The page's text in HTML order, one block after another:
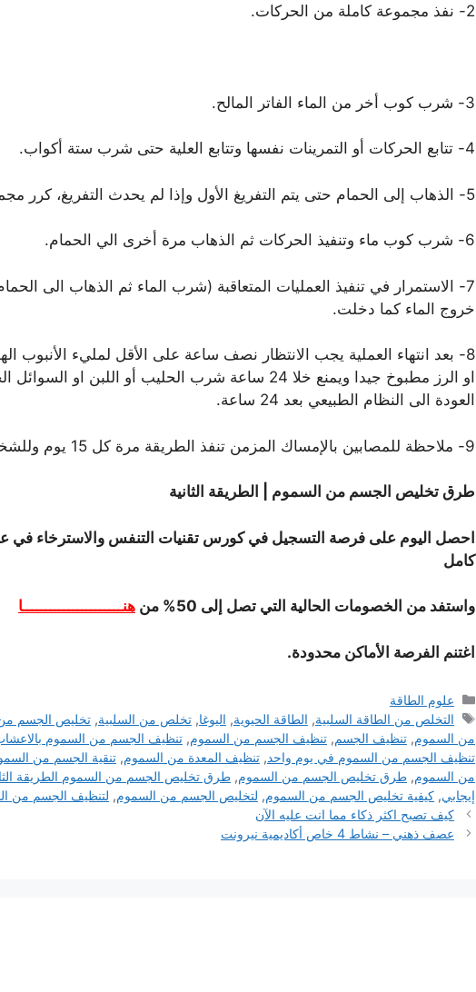
2- نفذ مجموعة كاملة من الحركات.
3- شرب كوب أخر من الماء الفاتر المالح.
4- تتابع الحركات أو التمرينات نفسها وتتابع العلية حتى شرب ستة أكواب.
5- الذهاب إلى الحمام حتى يتم التفريغ الأول وإذا لم يحدث التفريغ، كرر مجموعة التمارين دون تناول الماء.
6- شرب كوب ماء وتنفيذ الحركات ثم الذهاب مرة أخرى الي الحمام.
7- الاستمرار في تنفيذ العمليات المتعاقبة (شرب الماء ثم الذهاب الى
خروج الماء كما دخلت.
8- بعد انتهاء العملية يجب الانتظار نصف ساعة على الأقل لمليء الأنبوب
او الرز مطبوخ جيدا ويمنع خلا 24 ساعة شرب الحليب أو
العودة الى النظام الطبيعي بعد 24 ساعة.
9- ملاحظة للمصابين بالإمساك المزمن تنفذ الطريقة مرة كل 15 يوم وللشخص العادي مرة كل فصل
طرق تخليص الجسم من السموم | الطريقة الثانية
احصل اليوم على فرصة التسجيل في كورس تقنيات التنفس والاسترخاء في
كامل
واستفد من الخصومات الحالية التي تصل إلى 50% من هنــــــــــــــــــــــا
اغتنم الفرصة الأماكن محدودة.
التصنيفات
علوم الطاقة
الوسوم
التخلص من الطاقة السلبية, الطاقة الحيوية, اليوغا,تخلص من السلبية,تخليص الجسم
من السموم, تنظيف الجسم, تنظيف الجسم من السموم, تنظيف الجسم من السموم
تنظيف الجسم من السموم في يوم واحد, تنظيف المعدة من السموم, تنقية الجسم من
من السموم, طرق تخليص الجسم من السموم, طرق تخليص الجسم من السموم الطريقة
إيجابي, كيفية تخليص الجسم من السموم, لتخليص الجسم من السموم, لتنظيف الجسم من
كيف تصبح اكثر ذكاء مما انت عليه الآن
عصف ذهني – نشاط 4 خاص أكاديمية نيرونت